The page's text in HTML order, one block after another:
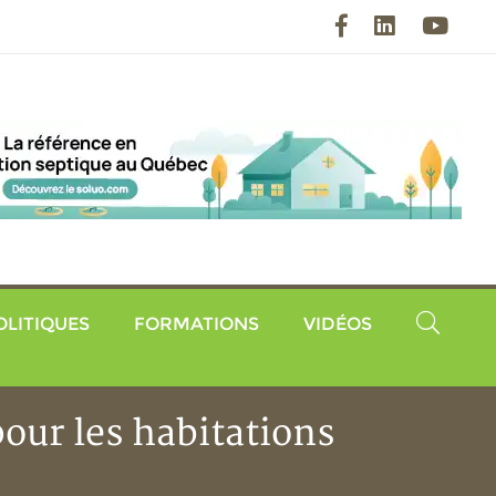
FacebookLinkedIn
FORMATIONS VIDÉOS
les habitations